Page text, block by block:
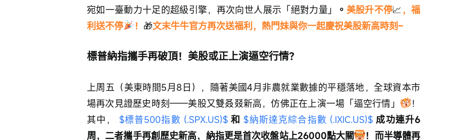
宛如一臺動力十足的超級引擎，再次向世人展示「絕對力量」
。 美股升不停📈 ，福
利送不停
！ 🎁文末牛牛官方再次送福利，熱門妹與你一起慶祝美股新高時刻~
標普納指攜手再破頂！美股或正上演逼空行情？
上周五（美東時間5月8日），隨著美國4月非農就業數據的平穩落地，全球資本市
場再次見證歷史時刻——美股又雙叒叕新高，仿佛正在上演一場「逼空行情」
！
其中， $標普500指數 (.SPX.US)$ 和 $納斯達克綜合指數 (.IXIC.US)$ 成功連升6
周，二者攜手再創歷史新高，納指更是首次收盤站上26000點大關
！而半導體再